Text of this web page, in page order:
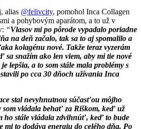
alias @felivcity, pomohol Inca Collagen
a pohybovým aparátom, a to už v
“Vlasov mi po pôrode vypadalo poriadne
na deň začalo, tak sa to aj spomalilo a
kolagénu nové. Takže teraz vyzerám
sa snažím ako len viem, aby mi tie nové
lepšia, a to som stále mala problémy s
po cca 30 dňoch užívania Inca
stal nevyhnutnou súčasťou môjho
som vládala behať za Riškom, keď už
ho stále vládala zdvihnúť, keď to bude
mi to dodáva energiu do celého dňa. Po